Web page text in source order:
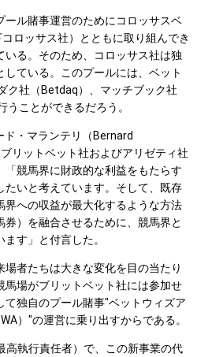
ル賭事運営のためにコロッサスベ
ロッサス社）とともに取り組んでき
る。そのため、コロッサス社は独
ている。このプールには、ベット
ク社（Betdaq）、マッチブック社
うことができるだろう。
・マランテリ（Bernard
リットベット社およびアリゼティ社
「競馬界に財政的な利益をもたらす
いと考えています。そして、既存
界への収益が最大化するような方法
）を融合させるために、競馬界と
す」と付言した。
者たちは大きな変化を目の当たり
馬場がブリットベット社には参加せ
独自のプール賭事"ベットウィズア
）"の運営に乗り出すからである。
執行責任者）で、この新事業の代